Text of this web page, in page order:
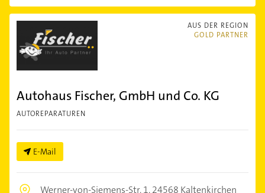
AUS DER REGION
GOLD PARTNER
Autohaus Fischer, GmbH und Co. KG
AUTOREPARATUREN
E-Mail
Werner-von-Siemens-Str. 1,24568 Kaltenkirchen